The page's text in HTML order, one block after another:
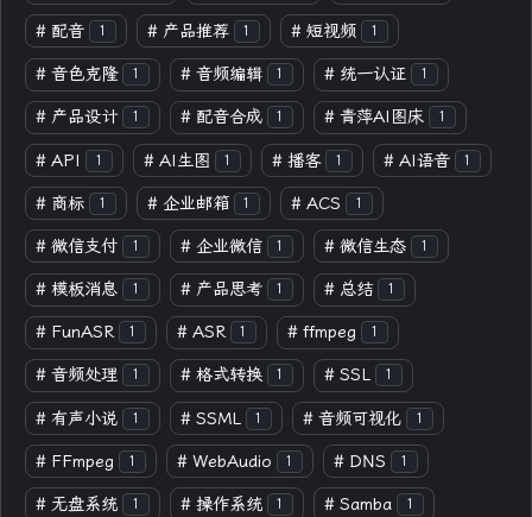
# 配音 1 # 产品推荐 1 # 短视频 1
# 音色克隆 1 # 音频编辑 1 # 统一认证 1
# 产品设计 1 # 配音合成 1 # 青萍AI图床 1
# API 1 # AI生图 1 # 播客 1 # AI语音 1
# 商标 1 # 企业邮箱 1 # ACS 1
# 微信支付 1 # 企业微信 1 # 微信生态 1
# 模板消息 1 # 产品思考 1 # 总结 1
# FunASR 1 # ASR 1 # ffmpeg 1
# 音频处理 1 # 格式转换 1 # SSL 1
# 有声小说 1 # SSML 1 # 音频可视化 1
# FFmpeg 1 # WebAudio 1 # DNS 1
# 无盘系统 1 # 操作系统 1 # Samba 1